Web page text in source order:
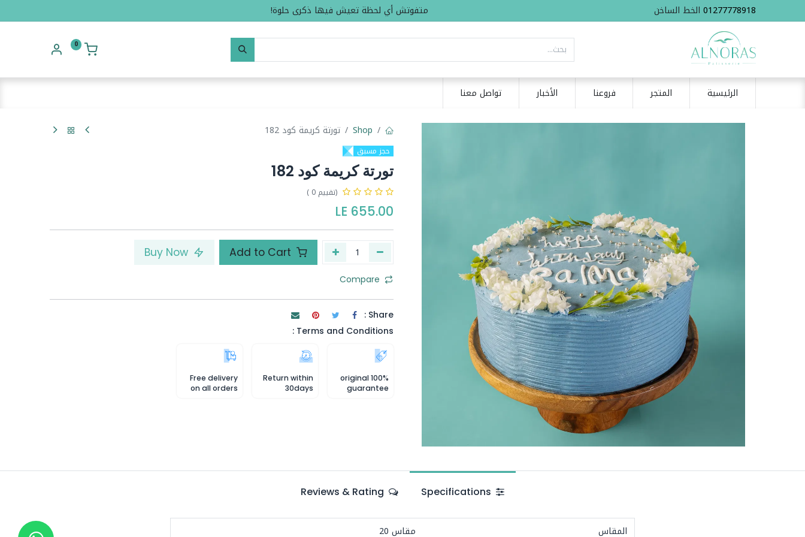
01277778918 الخط الساخن متفوتش أي لحظة تعيش فيها ذكرى حلوة!
0
الرئيسية المتجر فروعنا الأخبار تواصل معنا
Shop تورتة كريمة كود 182
حجز مسبق
تورتة كريمة كود 182
(تقييم 0 )
655.00
Buy Now
Compare
Share :
Terms and Conditions :
100% original
guarantee
Return within
30days
Free delivery
on all orders
المقاس مقاس 20